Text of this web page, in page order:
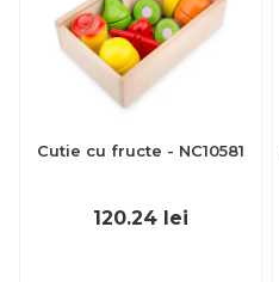
Cutie cu fructe - NC10581
120.24 lei